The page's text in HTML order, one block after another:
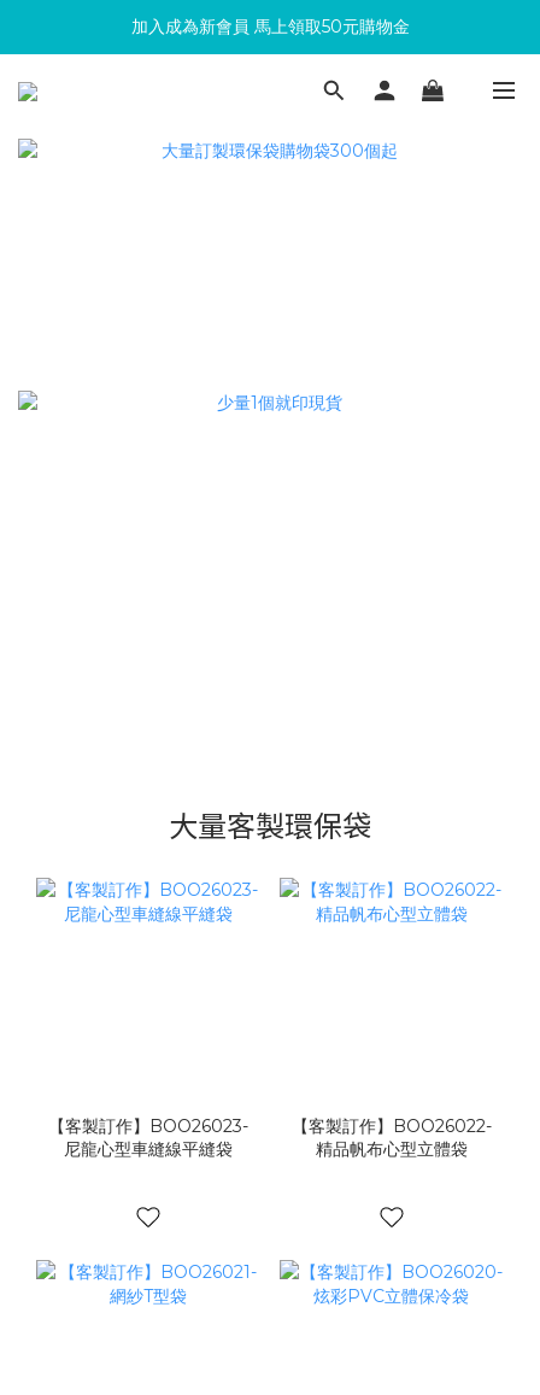
滿300回饋10%購物金
加入成為新會員 馬上領取50元購物金
滿300回饋10%購物金
大量客製環保袋
【客製訂作】BOO26023-
尼龍心型車縫線平縫袋
【客製訂作】BOO26022-
精品帆布心型立體袋